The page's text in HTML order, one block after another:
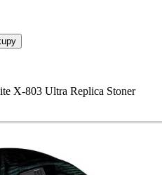
X-803 Ultra Replica Stoner